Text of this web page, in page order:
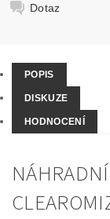
Dotaz
POPIS
DISKUZE
HODNOCENÍ